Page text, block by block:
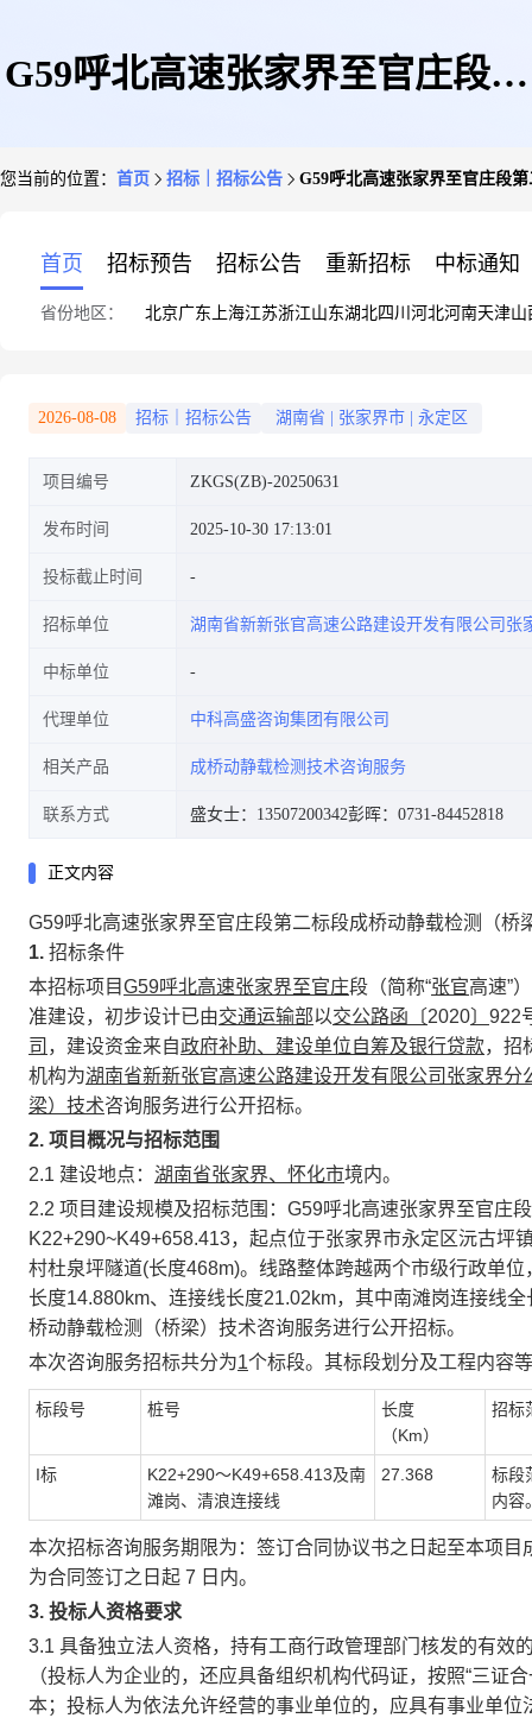
G59呼北高速张家界至官庄段第
您当前的位置： 首页 招标｜招标公告 G59呼北高速张家界至官庄段
首页 招标预告 招标公告 重新招标 中标通知
省份地区： 北京广东 上海江苏浙江山东湖北四川 河北河南天津山
2026-08-08 招标｜招标公告 湖南省 张家界市 永定区
项目编号 ZKGS(ZB)-20250631
发布时间 2025-10-30 17:13:01
投标截止时间
招标单位 湖南省新新张官高速公路建设开发有限公司张
中标单位
代理单位 中科高盛咨询集团有限公司
相关产品 成桥动静载检测技术咨询服务
联系方式 盛女士：13507200342彭晖：0731-84452818
正文内容
G59呼北高速张家界至官庄段第二标段成桥动静载检测（桥
1. 招标条件
本招标项目G59呼北高速张家界至官庄段（简称“张官高速”）
准建设，初步设计已由交通运输部以交公路函 〔2020〕 922
司 ，建设资金来自政府补助、建设单位自筹及银行贷款，招
机构为湖南省新新张官高速公路建设开发有限公司 张家界分
梁）技术咨询服务进行公开招标。
2. 项目概况与招标范围
2.1 建设地点： 湖南省张家界、怀化市境内。
2.2 项目建设规模及招标范围：G59呼北高速张家界至官庄
K22+290~K49+658.413，起点位于张家界市永定区沅古坪
村杜泉坪隧道(长度468m)。线路整体跨越两个市级行政单
长度14.880km、连接线长度21.02km，其中南滩岗连接线
桥动静载检测（桥梁）技术咨询服务进行公开招标。
本次咨询服务招标共分为1个标段。其标段划分及工程内容
标段号 桩号
长度
（Km）
招标
I标 K22+290～K49+658.413及南
滩岗、清浪连接线
27.368
标段
内容
本次招标咨询服务期限为：签订合同协议书之日起至本项
为合同签订之日起 7 日内。
3. 投标人资格要求
3.1 具备独立法人资格，持有工商行政管理部门核发的有效
（投标人为企业的，还应具备组织机构代码证，按照“三证
本；投标人为依法允许经营的事业单位的，应具有事业单